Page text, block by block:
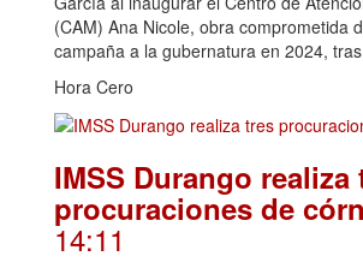
(CAM) Ana Nicole, obra comprometida
campaña a la gubernatura en 2024,
Hora Cero
IMSS Durango realiza
procuraciones de
14:11